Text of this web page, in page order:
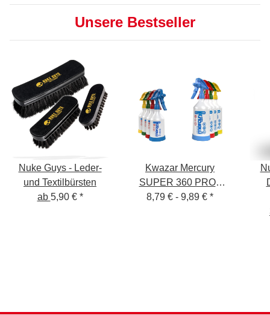
Unsere Bestseller
Nuke Guys - Leder-
und Textilbürsten
ab 5,90 € *
Kwazar Mercury
SUPER 360 PRO+
VITON Sprühflasche
8,79 € - 9,89 € *